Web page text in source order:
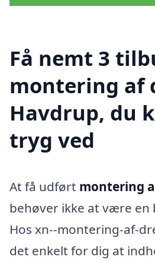
Få nemt 3
montering af
Havdrup, du
tryg ved
At få udført montering
behøver ikke at være en
Hos xn--montering-af-
det enkelt for dig at